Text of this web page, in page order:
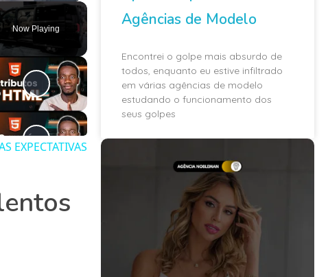
Unmute Fullscreen
Now Playing
EXPECTATIVAS
Agências de Modelo
Encontrei o golpe mais absurdo de
todos, enquanto eu estive infiltrado
em várias agências de modelo
estudando o funcionamento dos
seus golpes